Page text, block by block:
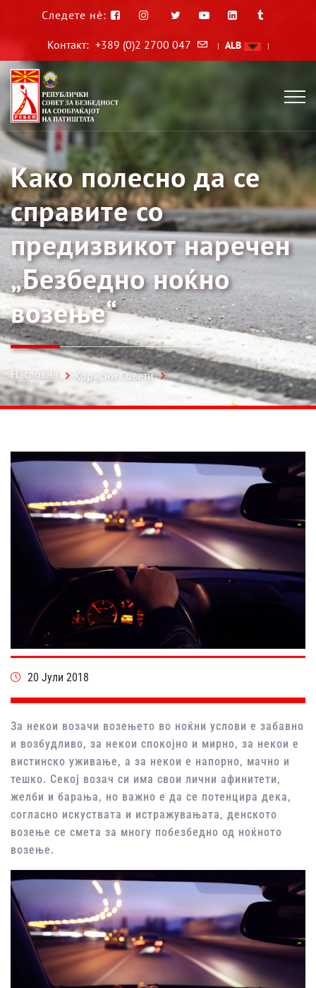
Следете нè:
Контакт: +389 (0)2 2700 047 | ALB |
Како полесно да се
справите со
предизвикот наречен
„Безбедно ноќно
возење“
Насловна Корисни Совети
20 Јули 2018
За некои возачи возењето во ноќни услови е забавно
и возбудливо, за некои спокојно и мирно, за некои е
вистинско уживање, а за некои е напорно, мачно и
тешко. Секој возач си има свои лични афинитети,
желби и барања, но важно е да се потенцира дека,
согласно искуствата и истражувањата, денското
возење се смета за многу побезбедно од ноќното
возење.